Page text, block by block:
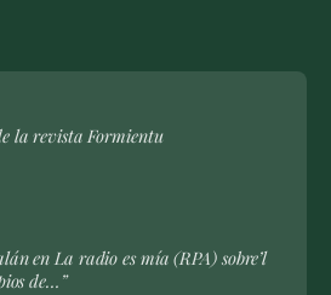
la revista Formientu
en La radio es mía (RPA) sobre’l
de…”